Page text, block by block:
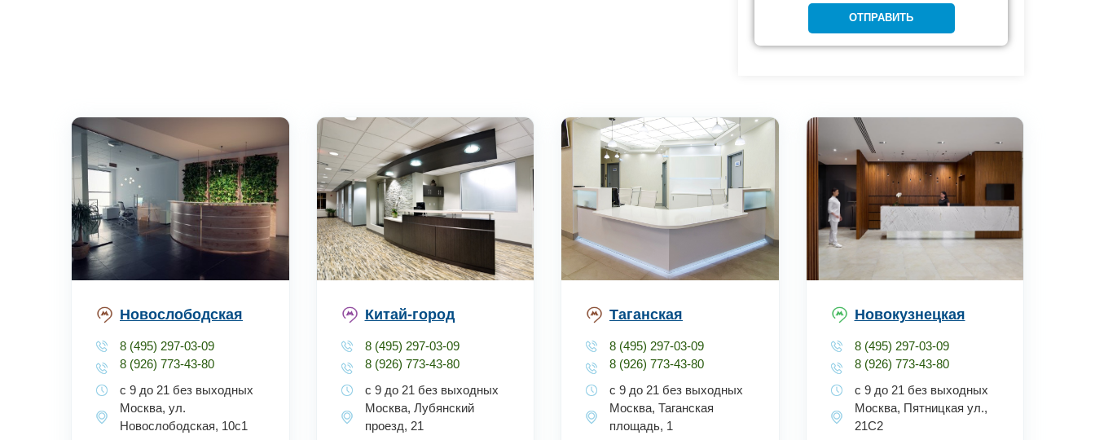
Новослободская
8 (495) 297-03-09
8 (926) 773-43-80
с 9 до 21 без выходных
Москва, ул.
Новослободская, 10с1
Китай-город
8 (495) 297-03-09
8 (926) 773-43-80
с 9 до 21 без выходных
Москва, Лубянский
проезд, 21
Таганская
8 (495) 297-03-09
8 (926) 773-43-80
с 9 до 21 без выходных
Москва, Таганская
площадь, 1
Новокузнецкая
8 (495) 297-03-09
8 (926) 773-43-80
с 9 до 21 без выходных
Москва, Пятницкая ул.,
21С2